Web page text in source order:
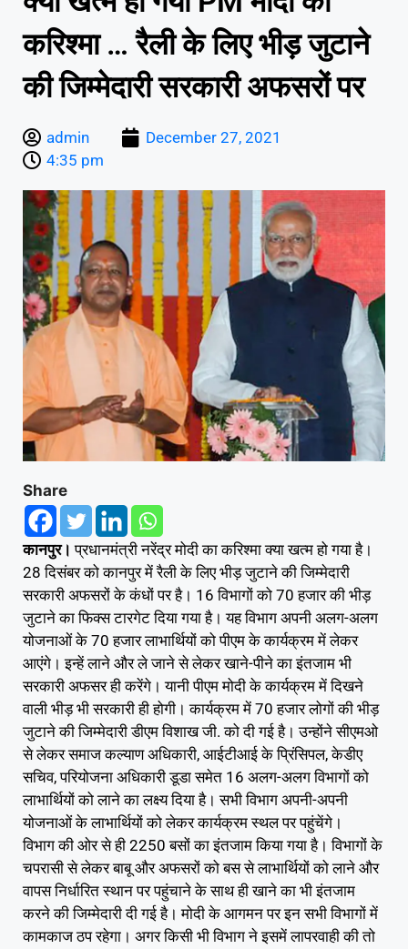
करिश्मा … रैली के लिए भीड़ जुटाने
की जिम्मेदारी सरकारी अफसरों पर
admin
December 27, 2021
4:35 pm
Share
कानपुर। प्रधानमंत्री नरेंद्र मोदी का करिश्मा क्या खत्म हो गया है।
28 दिसंबर को कानपुर में रैली के लिए भीड़ जुटाने की जिम्मेदारी
सरकारी अफसरों के कंधों पर है। 16 विभागों को 70 हजार की भीड़
जुटाने का फिक्स टारगेट दिया गया है। यह विभाग अपनी अलग-अलग
योजनाओं के 70 हजार लाभार्थियों को पीएम के कार्यक्रम में लेकर
आएंगे। इन्हें लाने और ले जाने से लेकर खाने-पीने का इंतजाम भी
सरकारी अफसर ही करेंगे। यानी पीएम मोदी के कार्यक्रम में दिखने
वाली भीड़ भी सरकारी ही होगी। कार्यक्रम में 70 हजार लोगों की भीड़
जुटाने की जिम्मेदारी डीएम विशाख जी. को दी गई है। उन्होंने सीएमओ
से लेकर समाज कल्याण अधिकारी, आईटीआई के प्रिंसिपल, केडीए
सचिव, परियोजना अधिकारी डूडा समेत 16 अलग-अलग विभागों को
लाभार्थियों को लाने का लक्ष्य दिया है। सभी विभाग अपनी-अपनी
योजनाओं के लाभार्थियों को लेकर कार्यक्रम स्थल पर पहुंचेंगे।
विभाग की ओर से ही 2250 बसों का इंतजाम किया गया है। विभागों के
चपरासी से लेकर बाबू और अफसरों को बस से लाभार्थियों को लाने और
वापस निर्धारित स्थान पर पहुंचाने के साथ ही खाने का भी इंतजाम
करने की जिम्मेदारी दी गई है। मोदी के आगमन पर इन सभी विभागों में
कामकाज ठप रहेगा। अगर किसी भी विभाग ने इसमें लापरवाही की तो